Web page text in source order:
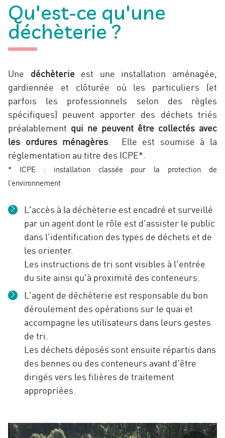
Qu'est-ce qu'une
déchèterie ?
Une déchèterieest une installation aménagée,
gardiennée et clôturée où les particuliers (et
parfois les professionnels selon des règles
spécifiques) peuvent apporter des déchets triés
préalablement qui ne peuvent être collectés avec
les ordures ménagères . Elle est soumise à la
réglementation au titre des ICPE*.
* ICPE : installation classée pour la protection de
l’environnement
L'accès à la déchèterie est encadré et surveillé
par un agent dont le rôle est d'assister le public
dans l'identification des types de déchets et de
les orienter.
Les instructions de tri sont visibles à l'entrée
du site ainsi qu'à proximité des conteneurs.
L'agent de déchèterie est responsable du bon
déroulement des opérations sur le quai et
accompagne les utilisateurs dans leurs gestes
de tri.
Les déchets déposés sont ensuite répartis dans
des bennes ou des conteneurs avant d'être
dirigés vers les filières de traitement
appropriées.